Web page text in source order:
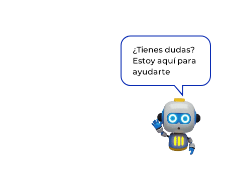
¿Tienes dudas?
Estoy aquí para
ayudarte